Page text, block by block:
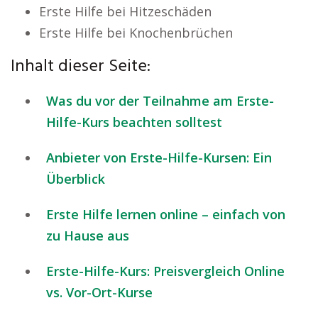
Erste Hilfe bei Hitzeschäden
Erste Hilfe bei Knochenbrüchen
Inhalt dieser Seite:
Was du vor der Teilnahme am Erste-
Hilfe-Kurs beachten solltest
Anbieter von Erste-Hilfe-Kursen: Ein
Überblick
Erste Hilfe lernen online – einfach von
zu Hause aus
Erste-Hilfe-Kurs: Preisvergleich Online
vs. Vor-Ort-Kurse